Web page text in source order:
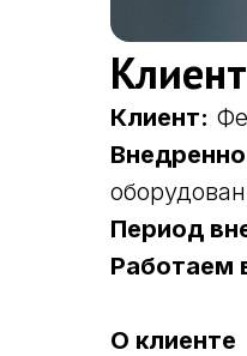
Клиент:
Период
Работаем
О клиенте